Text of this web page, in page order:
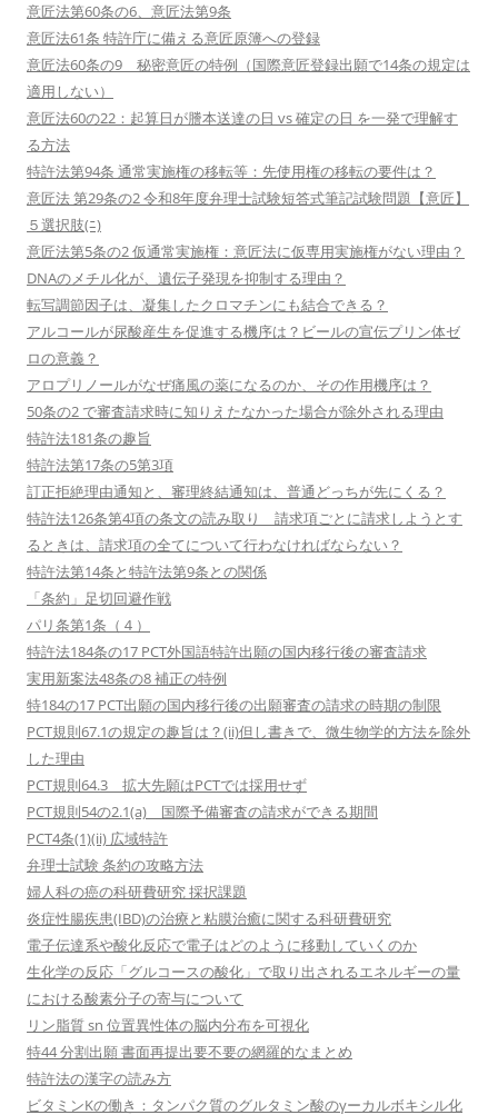
意匠法第60条の6、意匠法第9条
意匠法61条 特許庁に備える意匠原簿への登録
意匠法60条の9 秘密意匠の特例（国際意匠登録出願で14条の規定は
適用しない）
意匠法60の22：起算日が謄本送達の日 vs 確定の日 を一発で理解す
る方法
特許法第94条 通常実施権の移転等：先使用権の移転の要件は？
意匠法 第29条の2 令和8年度弁理士試験短答式筆記試験問題【意匠】
５選択肢(ﾆ)
意匠法第5条の2 仮通常実施権：意匠法に仮専用実施権がない理由？
DNAのメチル化が、遺伝子発現を抑制する理由？
転写調節因子は、凝集したクロマチンにも結合できる？
アルコールが尿酸産生を促進する機序は？ビールの宣伝プリン体ゼ
ロの意義？
アロプリノールがなぜ痛風の薬になるのか、その作用機序は？
50条の2 で審査請求時に知りえたなかった場合が除外される理由
特許法181条の趣旨
特許法第17条の5第3項
訂正拒絶理由通知と、審理終結通知は、普通どっちが先にくる？
特許法126条第4項の条文の読み取り 請求項ごとに請求しようとす
るときは、請求項の全てについて行わなければならない？
特許法第14条と特許法第9条との関係
「条約」足切回避作戦
パリ条第1条（４）
特許法184条の17 PCT外国語特許出願の国内移行後の審査請求
実用新案法48条の8 補正の特例
特184の17 PCT出願の国内移行後の出願審査の請求の時期の制限
PCT規則67.1の規定の趣旨は？(ii)但し書きで、微生物学的方法を除外
した理由
PCT規則64.3 拡大先願はPCTでは採用せず
PCT規則54の2.1(a) 国際予備審査の請求ができる期間
PCT4条(1)(ii) 広域特許
弁理士試験 条約の攻略方法
婦人科の癌の科研費研究 採択課題
炎症性腸疾患(IBD)の治療と粘膜治癒に関する科研費研究
電子伝達系や酸化反応で電子はどのように移動していくのか
生化学の反応「グルコースの酸化」で取り出されるエネルギーの量
における酸素分子の寄与について
リン脂質 sn 位置異性体の脳内分布を可視化
特44 分割出願 書面再提出要不要の網羅的なまとめ
特許法の漢字の読み方
ビタミンKの働き：タンパク質のグルタミン酸のγーカルボキシル化